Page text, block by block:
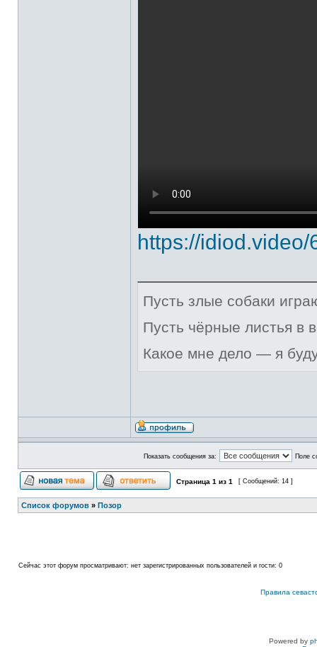
https://idiod.video/
Пусть злые собаки
Пусть чёрные листья в
Какое мне дело — я
Показать сообщения за: Поле
Страница 1 из 1 [ Сообщений: 14 ]
Список форумов » Позор
Сейчас этот форум просматривают: нет зарегистрированных пользователей и гости: 0
Правила
Powered by